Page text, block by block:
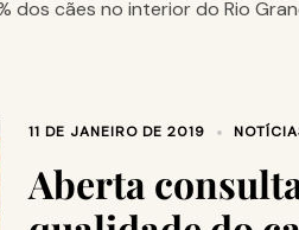
dos cães no interior do Rio
11 DE JANEIRO DE 2019
Aberta